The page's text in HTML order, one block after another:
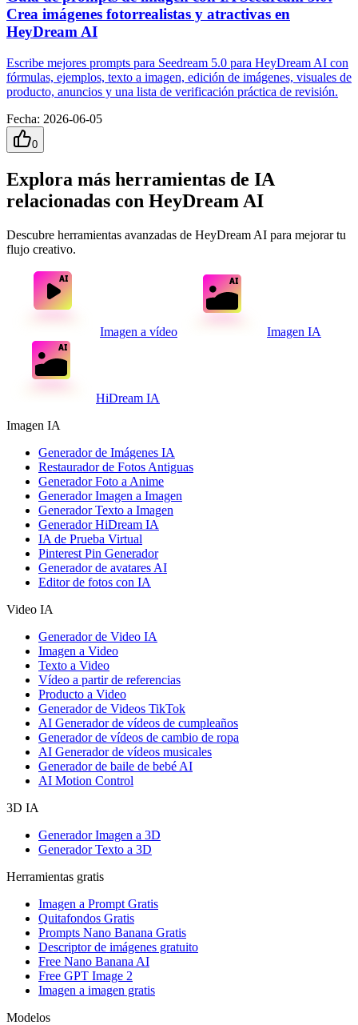
Crea imágenes fotorrealistas y atractivas en
HeyDream AI
Escribe mejores prompts para Seedream 5.0 para HeyDream AI con
fórmulas, ejemplos, texto a imagen, edición de imágenes, visuales de
producto, anuncios y una lista de verificación práctica de revisión.
Fecha: 2026-06-05
0
Explora más herramientas de IA
relacionadas con HeyDream AI
Descubre herramientas avanzadas de HeyDream AI para mejorar tu
flujo creativo.
Imagen a vídeo Imagen IA
HiDream IA
Imagen IA
Generador de Imágenes IA
Restaurador de Fotos Antiguas
Generador Foto a Anime
Generador Imagen a Imagen
Generador Texto a Imagen
Generador HiDream IA
IA de Prueba Virtual
Pinterest Pin Generador
Generador de avatares AI
Editor de fotos con IA
Video IA
Generador de Video IA
Imagen a Video
Texto a Video
Vídeo a partir de referencias
Producto a Video
Generador de Videos TikTok
AI Generador de vídeos de cumpleaños
Generador de vídeos de cambio de ropa
AI Generador de vídeos musicales
Generador de baile de bebé AI
AI Motion Control
3D IA
Generador Imagen a 3D
Generador Texto a 3D
Herramientas gratis
Imagen a Prompt Gratis
Quitafondos Gratis
Prompts Nano Banana Gratis
Descriptor de imágenes gratuito
Free Nano Banana AI
Free GPT Image 2
Imagen a imagen gratis
Modelos